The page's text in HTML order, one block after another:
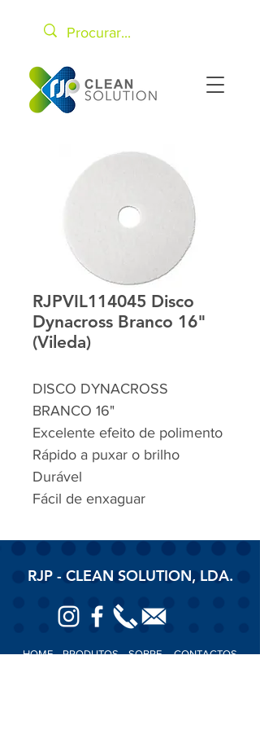
RJPVIL114045 Disco
Dynacross Branco 16"
(Vileda)
DISCO DYNACROSS
BRANCO 16"
Excelente efeito de polimento
Rápido a puxar o brilho
Durável
Fácil de enxaguar
RJP - CLEAN SOLUTION, LDA.
HOMEPRODUTOSSOBRE CONTACTOS